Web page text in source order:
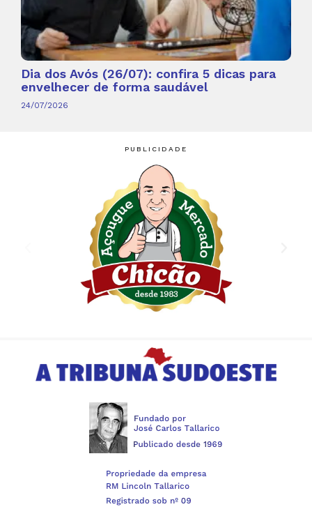
Dia dos Avós (26/07): confira 5 dicas para
envelhecer de forma saudável
24/07/2026
PUBLICIDADE